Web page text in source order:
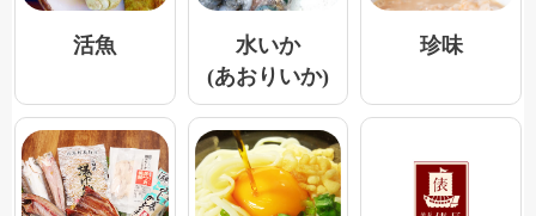
活魚
水いか
(あおりいか)
珍味